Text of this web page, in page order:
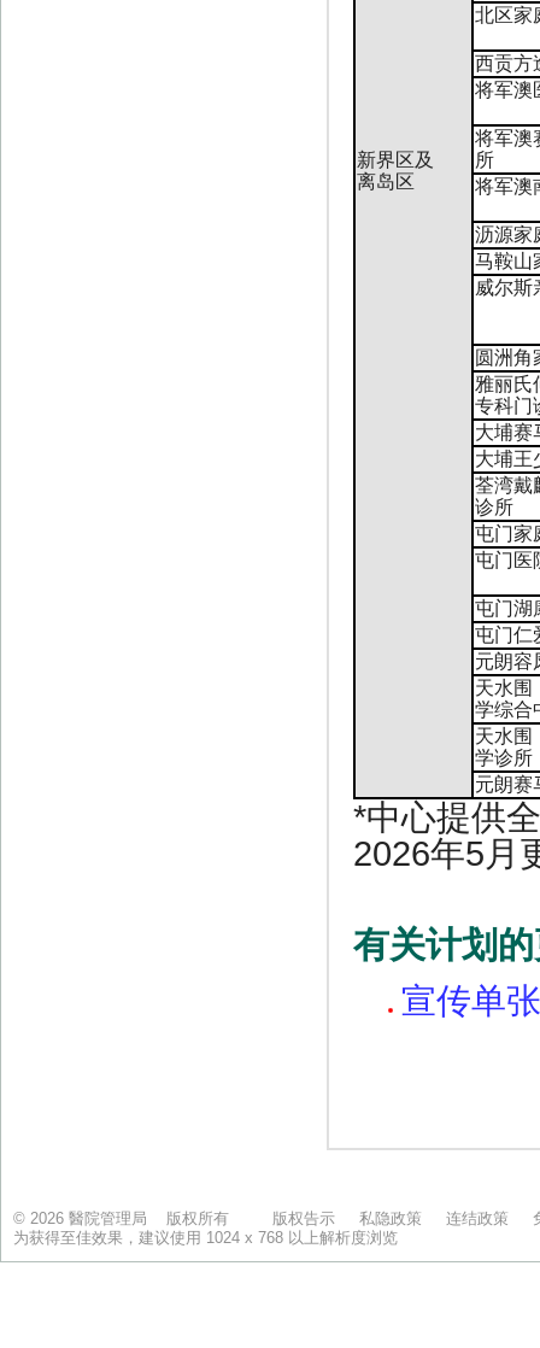
© 2026 醫院管理局 版权所有 版权告示 私隐政策 连结政策
为获得至佳效果，建议使用 1024 x 768 以上解析度浏览